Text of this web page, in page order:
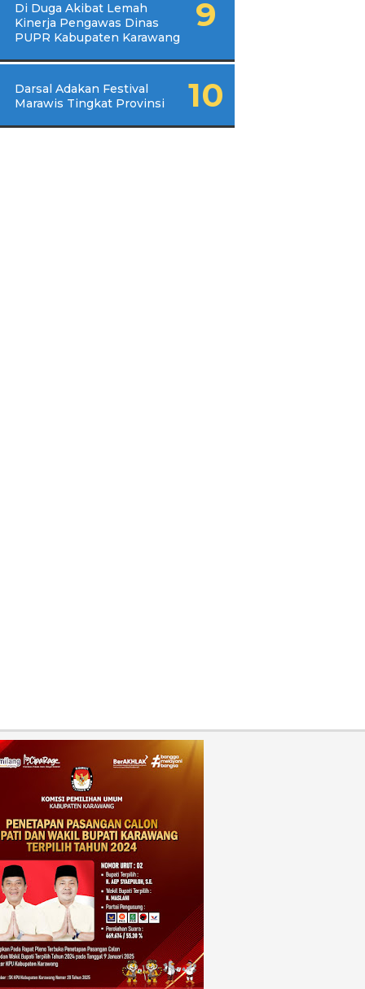
Di Duga Akibat Lemah
Kinerja Pengawas Dinas
PUPR Kabupaten Karawang
Darsal Adakan Festival
Marawis Tingkat Provinsi